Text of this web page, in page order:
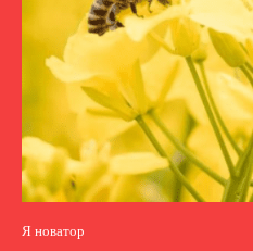
Я новатор